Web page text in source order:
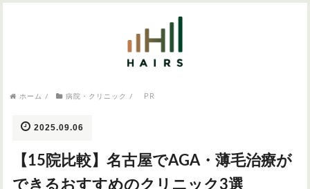
病院・クリニック
AGA
ホーム / 病院・クリニック / PR
2025.09.06
【15院比較】名古屋でAGA・薄毛治療が
できるおすすめのクリニック3選
気になるワードから記事を探す
症状・悩みから記事を探す